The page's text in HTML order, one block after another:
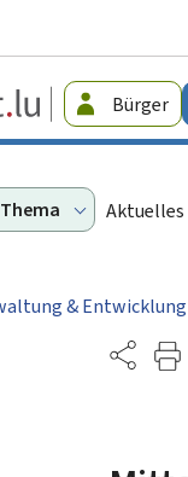
Guichet.lu
-
Bürger
Aktuelles
& Entwicklung
Partage